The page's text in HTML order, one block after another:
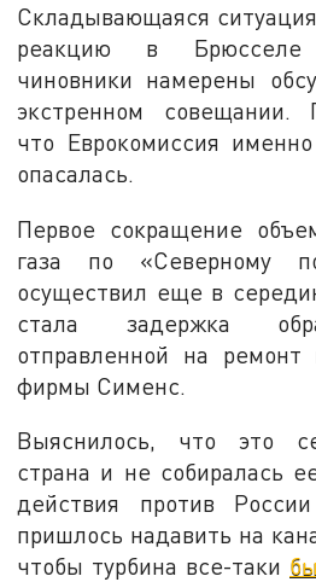
Складывающаяся
реакцию в Брюсселе
чиновники намерены
экстренном совещании.
что Еврокомиссия
опасалась.
Первое сокращение
газа по «Северному
осуществил еще в
стала задержка
отправленной на
фирмы Сименс.
Выяснилось, что это
страна и не собиралась
действия против
пришлось надавить на
чтобы турбина все-таки